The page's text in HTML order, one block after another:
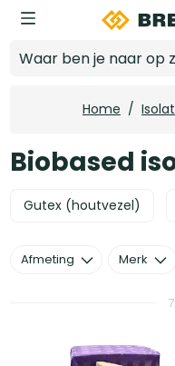
Ga naar hoofdinhoud
Home /
Biobased
Gutex (houtvezel)
Afmeting Merk